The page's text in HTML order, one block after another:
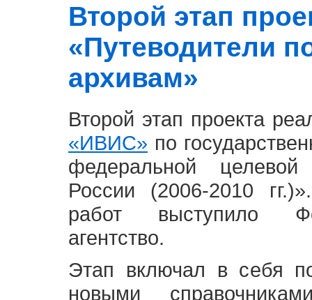
Второй этап
«Путеводители
архивам»
Второй этап проекта
«ИВИС» по
федеральной
России (2006-2010
работ выступило
агентство.
Этап включал в себя
новыми